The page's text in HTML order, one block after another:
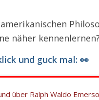
näher kennenlernen?
und guck mal: 👀
über Ralph Waldo